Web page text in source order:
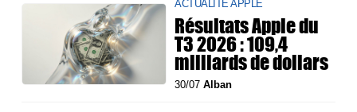
ACTUALITÉ APPLE
Résultats Apple du
T3 2026 : 109,4
milliards de dollars
30/07Alban